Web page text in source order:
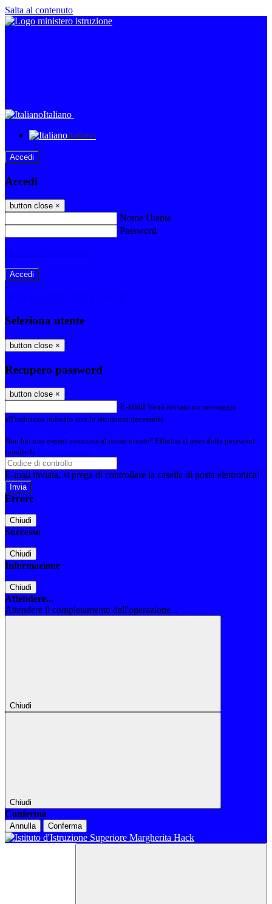
Salta al contenuto
Italiano
Italiano
Accedi
Accedi
button close ×
Nome Utente
Password
-
Seleziona utente
button close ×
Recupero password
button close ×
E-mail Verrà inviato un messaggio
all'indirizzo indicato con le istruzioni necessarie.
Non hai una e-mail associata al nome utente? Effettua il reset della password
tramite la
E-mail inviata, si prega di controllare la casella di posta elettronica!
Errore
Chiudi
Successo
Chiudi
Informazione
Chiudi
Attendere...
Attendere il completamento dell'operazione...
Chiudi
Chiudi
Conferma
Annulla Conferma